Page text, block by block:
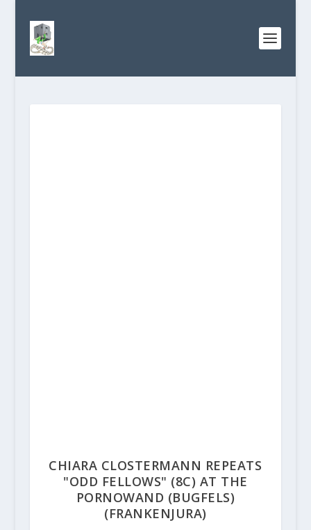
CHIARA CLOSTERMANN REPEATS
"ODD FELLOWS" (8C) AT THE
PORNOWAND (BUGFELS)
(FRANKENJURA)